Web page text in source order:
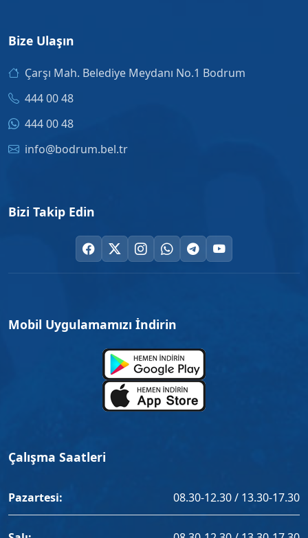
Bize Ulaşın
Çarşı Mah. Belediye Meydanı No.1 Bodrum
444 00 48
444 00 48
info@bodrum.bel.tr
Bizi Takip Edin
Mobil Uygulamamızı İndirin
Çalışma Saatleri
Pazartesi: 08.30-12.30 / 13.30-17.30